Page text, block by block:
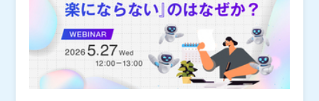
建築業でも運用しやすいセキュリティ基盤を備えている
点も特長です。セミナー当日は、実際の画面を用いたデ
モを交えながら、移動中や現場の合間といった隙間時間
でも同じ図面を確認・朱入れでき、合意形成を前に進め
る具体的な運用イメージをわかりやすく解説します。